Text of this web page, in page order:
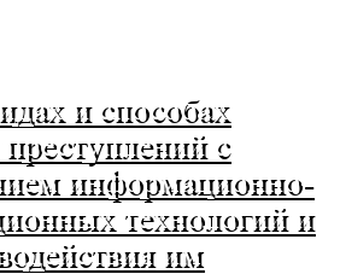
и способах
с
информационно-
технологий и
им